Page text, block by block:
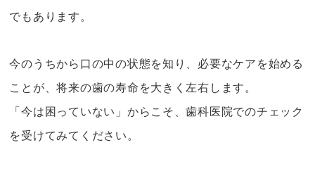
でもあります。
今のうちから口の中の状態を知り、必要なケアを始める
ことが、将来の歯の寿命を大きく左右します。
「今は困っていない」からこそ、歯科医院でのチェック
を受けてみてください。